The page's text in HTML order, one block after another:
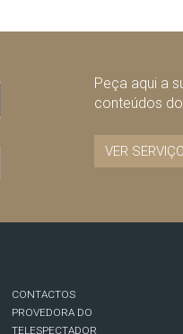
Peça aqui a
conteúdos
VER
CONTACTOS
PROVEDORA DO
TELESPECTADOR